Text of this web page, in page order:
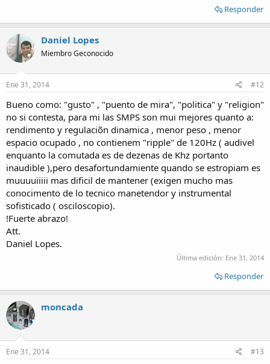
Responder
Daniel Lopes
Miembro Geconocido
Ene 31, 2014 #12
Bueno como: "gusto" , "puento de mira", "politica" y "religion"
no si contesta, para mi las SMPS son mui mejores quanto a:
rendimento y regulaciõn dinamica , menor peso , menor
espacio ocupado , no contienem "ripple" de 120Hz ( audivel
enquanto la comutada es de dezenas de Khz portanto
inaudible ),pero desafortundamiente quando se estropiam es
muuuuiiiii mas dificil de mantener (exigen mucho mas
conocimento de lo tecnico manetendor y instrumental
sofisticado ( osciloscopio).
!Fuerte abrazo!
Att.
Daniel Lopes.
Última edición: Ene 31, 2014
Responder
moncada
Ene 31, 2014 #13